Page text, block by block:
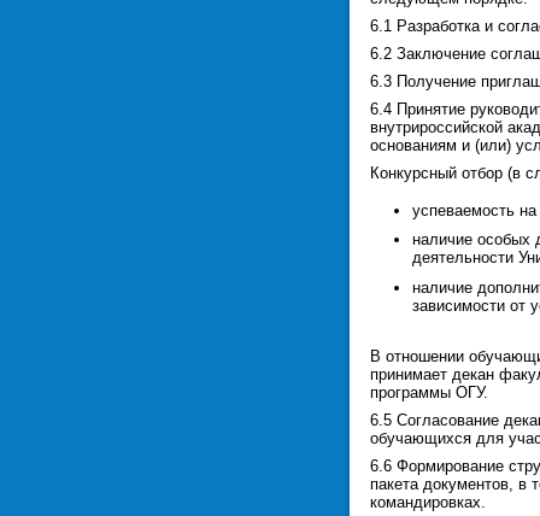
6.1 Разработка и
6.2 Заключение
6.3 Получение
6.4 Принятие
внутрироссийской
основаниям и (или)
Конкурсный отбор (в
успеваемость
наличие особых
деятельности
наличие
зависимости от
В отношении
принимает декан
программы ОГУ.
6.5 Согласование
обучающихся для
6.6 Формирование
пакета документов, в
командировках.